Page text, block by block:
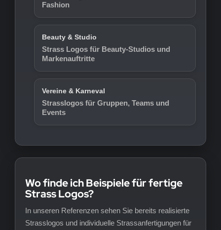
Fashion
Beauty & Studio
Strass Logos für Beauty-Studios und
Markenauftritte
Vereine & Karneval
Strasslogos für Gruppen, Teams und
Events
Wo finde ich Beispiele für fertige
Strass Logos?
In unseren Referenzen sehen Sie bereits realisierte
Strasslogos und individuelle Strassanfertigungen für